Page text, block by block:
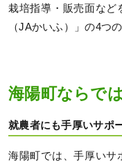
栽培指導・販売面など
（JAかいふ）」の4つ
海陽町ならで
就農者にも手厚いサポ
海陽町では、手厚いサ